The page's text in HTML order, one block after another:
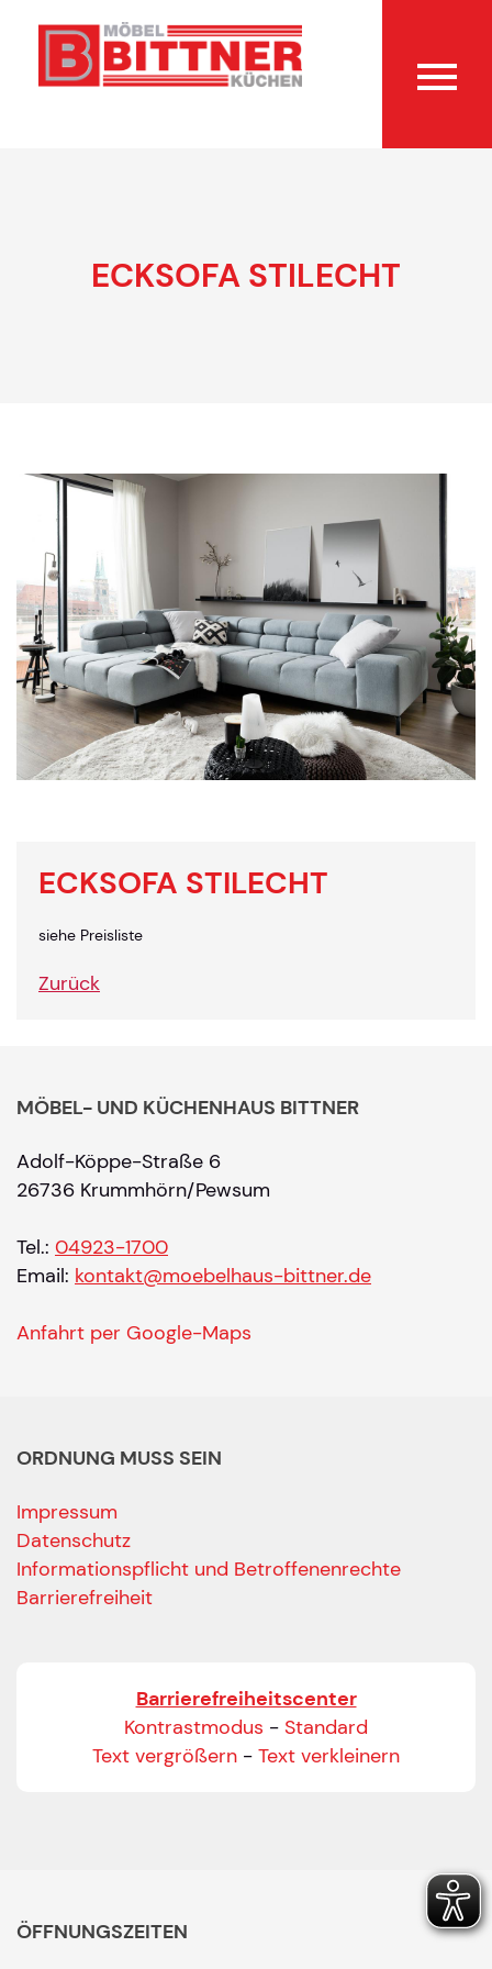
ECKSOFA STILECHT
ECKSOFA STILECHT
siehe Preisliste
Zurück
MÖBEL- UND KÜCHENHAUS BITTNER
Adolf-Köppe-Straße 6
26736 Krummhörn/Pewsum
Tel.: 04923-1700
Email: kontakt@moebelhaus-bittner.de
Anfahrt per Google-Maps
ORDNUNG MUSS SEIN
Impressum
Datenschutz
Informationspflicht und Betroffenenrechte
Barrierefreiheit
Barrierefreiheitscenter
Kontrastmodus - Standard
Text vergrößern - Text verkleinern
ÖFFNUNGSZEITEN